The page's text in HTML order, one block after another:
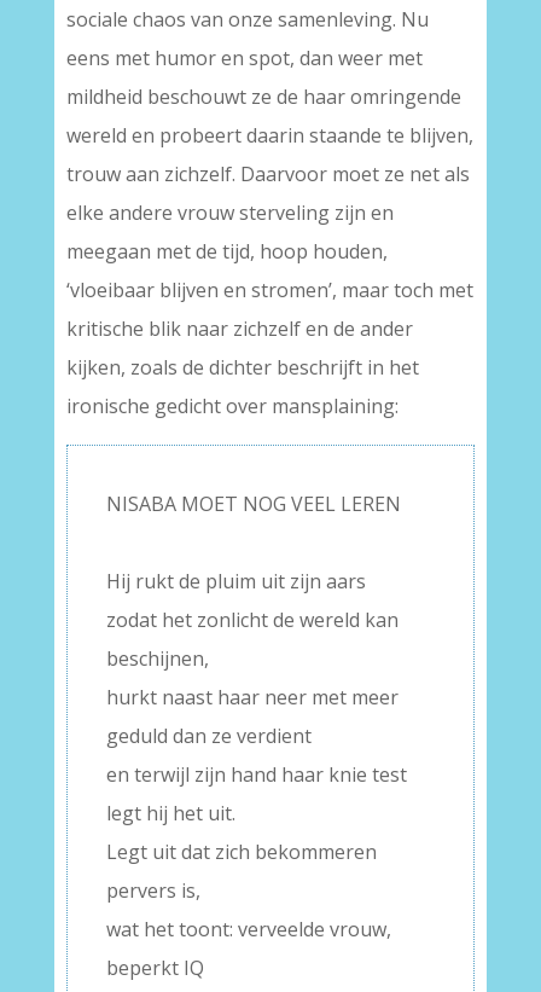
sociale chaos van onze samenleving. Nu
eens met humor en spot, dan weer met
mildheid beschouwt ze de haar omringende
wereld en probeert daarin staande te blijven,
trouw aan zichzelf. Daarvoor moet ze net als
elke andere vrouw sterveling zijn en
meegaan met de tijd, hoop houden,
‘vloeibaar blijven en stromen’, maar toch met
kritische blik naar zichzelf en de ander
kijken, zoals de dichter beschrijft in het
ironische gedicht over mansplaining:
NISABA MOET NOG VEEL LEREN
Hij rukt de pluim uit zijn aars
zodat het zonlicht de wereld kan
beschijnen,
hurkt naast haar neer met meer
geduld dan ze verdient
en terwijl zijn hand haar knie test
legt hij het uit.
Legt uit dat zich bekommeren
pervers is,
wat het toont: verveelde vrouw,
beperkt IQ